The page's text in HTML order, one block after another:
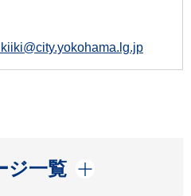
ジ一覧
開く